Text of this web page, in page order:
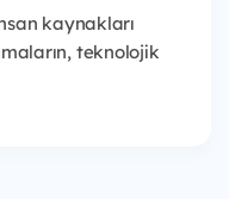
kaynakları
teknolojik